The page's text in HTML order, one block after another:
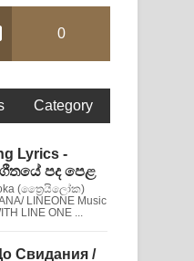
0
Category
Lyrics -
පද පෙළ
(ත්‍රෛයිලෝක)
LINEONE Music
LINE ONE ...
Свидания /